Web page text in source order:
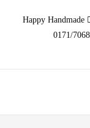
InhaltHappy Handmade
0171/